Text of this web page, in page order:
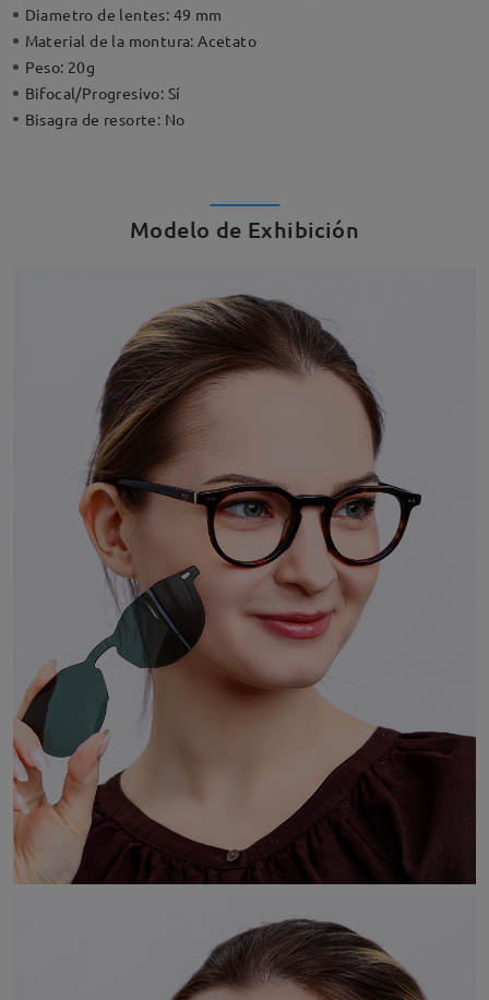
Diametro de lentes: 49 mm
Material de la montura:Acetato
Peso: 20g
Bifocal/Progresivo: Sí
Bisagra de resorte: No
Modelo de Exhibición